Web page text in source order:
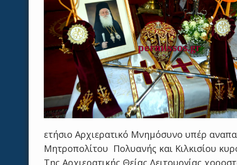
ετήσιο Αρχιερατικό Μνημόσυνο υπέρ
Μητροπολίτου Πολυανής και Κιλκισίου
Της Αρχιερατικής Θείας Λειτουργίας